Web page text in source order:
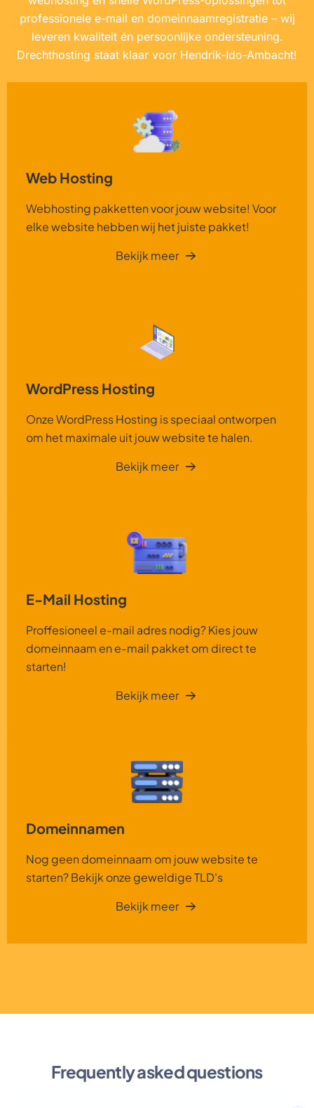
professionele e-mail en domeinnaamregistratie – wij
leveren kwaliteit én persoonlijke ondersteuning.
Drechthosting staat klaar voor Hendrik-Ido-Ambacht!
Web Hosting
Webhosting pakketten voor jouw website! Voor
elke website hebben wij het juiste pakket!
Bekijk meer
WordPress Hosting
Onze WordPress Hosting is speciaal ontworpen
om het maximale uit jouw website te halen.
Bekijk meer
E-Mail Hosting
Proffesioneel e-mail adres nodig? Kies jouw
domeinnaam en e-mail pakket om direct te
starten!
Bekijk meer
Domeinnamen
Nog geen domeinnaam om jouw website te
starten? Bekijk onze geweldige TLD's
Bekijk meer
Frequently asked questions